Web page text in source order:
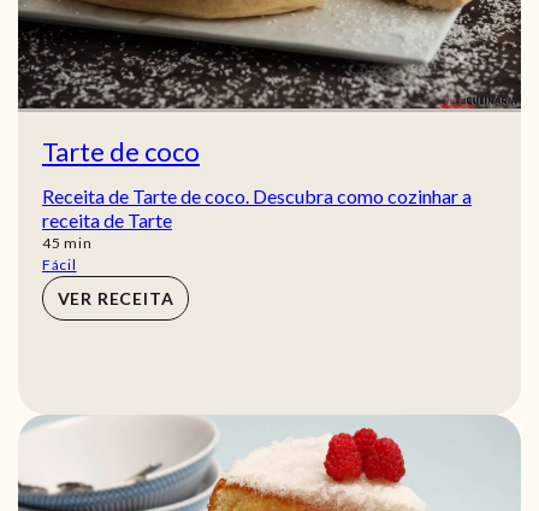
Tarte de coco
Receita de Tarte de coco. Descubra como cozinhar a
receita de Tarte
45 min
min
Fácil
VER RECEITA